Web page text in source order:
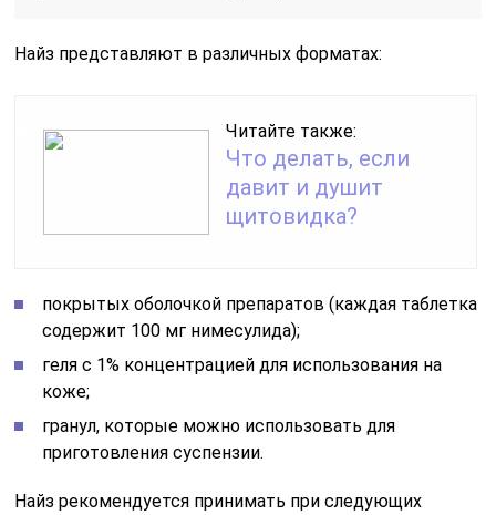
Найз представляют в различных форматах:
Читайте также:
Что делать, если
давит и душит
щитовидка?
покрытых оболочкой препаратов (каждая таблетка
содержит 100 мг нимесулида);
геля с 1% концентрацией для использования на
коже;
гранул, которые можно использовать для
приготовления суспензии.
Найз рекомендуется принимать при следующих